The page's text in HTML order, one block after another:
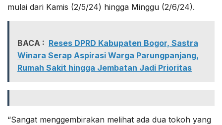
mulai dari Kamis (2/5/24) hingga Minggu (2/6/24).
BACA : Reses DPRD Kabupaten Bogor, Sastra
Winara Serap Aspirasi Warga Parungpanjang,
Rumah Sakit hingga Jembatan Jadi Prioritas
“Sangat menggembirakan melihat ada dua tokoh yang